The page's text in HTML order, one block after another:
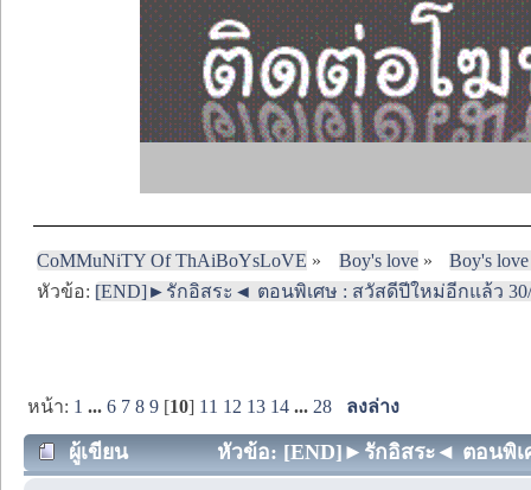
CoMMuNiTY Of ThAiBoYsLoVE » Boy's love»
Boy's
หัวข้อ: [END]►รักอิสระ◄ ตอนพิเศษ : สวัสดีปีใหม่อีกแล้ว 30/
หน้า: 1 ...6 7 8 9 [10] 11 12 13 14 ... 28 ลงล่าง
ผู้เขียน หัวข้อ: [END]►รักอิสระ◄ ตอนพิเศ